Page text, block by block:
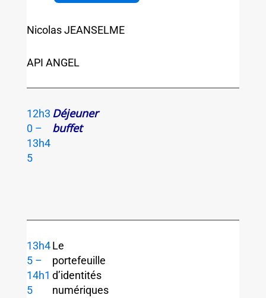
Nicolas JEANSELME
API ANGEL
12h3
0 –
13h4
5
Déjeuner
buffet
13h4
5 –
14h1
5
Le
portefeuille
d’identités
numériques